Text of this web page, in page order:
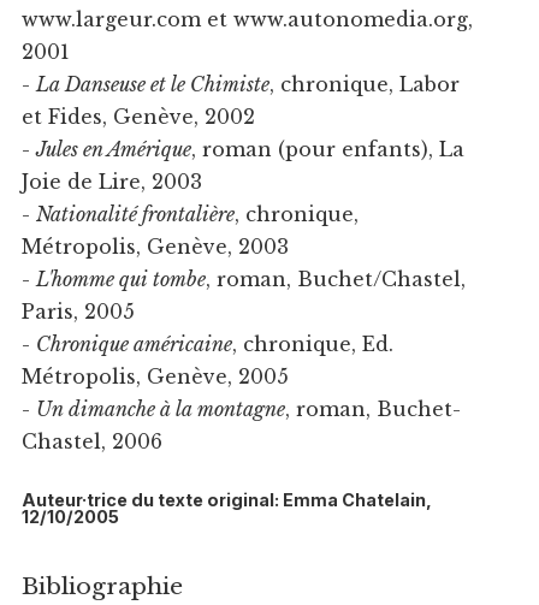
www.largeur.com et www.autonomedia.org,
2001
- La Danseuse et le Chimiste, chronique, Labor
et Fides, Genève, 2002
-Jules en Amérique, roman (pour enfants), La
Joie de Lire, 2003
- Nationalité frontalière, chronique,
Métropolis, Genève, 2003
- L'homme qui tombe, roman, Buchet/Chastel,
Paris, 2005
- Chronique américaine, chronique, Ed.
Métropolis, Genève, 2005
- Un dimanche à la montagne, roman, Buchet-
Chastel, 2006
Auteur·trice du texte original: Emma Chatelain,
12/10/2005
Bibliographie